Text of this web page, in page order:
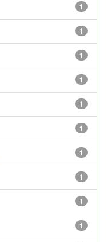
1
1
1
1
1
1
1
1
1
1